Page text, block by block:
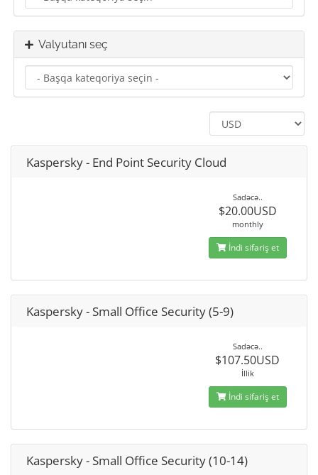
Valyutanı seç
Kaspersky - End Point Security Cloud
Sadəcə..
$20.00USD
monthly
İndi sifariş et
Kaspersky - Small Office Security (5-9)
Sadəcə..
$107.50USD
İllik
İndi sifariş et
Kaspersky - Small Office Security (10-14)